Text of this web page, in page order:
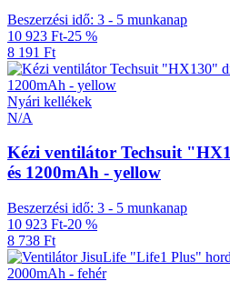
Beszerzési idő: 3 - 5 munkanap
10 923 Ft-25 %
8 191 Ft
Nyári kellékek
N/A
Kézi ventilátor Techsuit
és 1200mAh - yellow
Beszerzési idő: 3 - 5 munkanap
10 923 Ft-20 %
8 738 Ft